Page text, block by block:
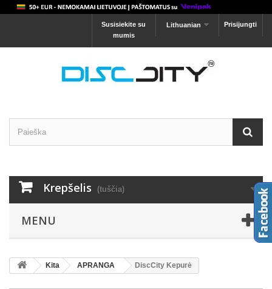
Prisijungti
Lithuanian
Susisiekite su
mumis
Krepšelis (tuščia)
MENU
Kita APRANGA DiscCity Kepurė